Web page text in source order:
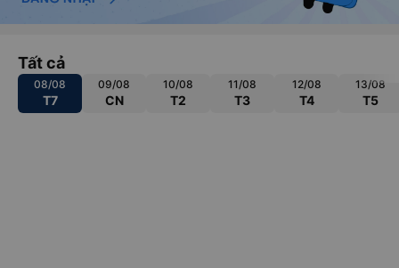
Tất cả
08/08
T7
09/08
CN
10/08
T2
11/08
T3
12/08
T4
13/08
T5